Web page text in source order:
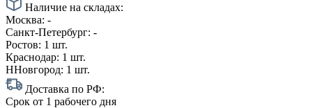
Наличие на складах:
Москва: -
Санкт-Петербург: -
Ростов: 1 шт.
Краснодар: 1 шт.
ННовгород: 1 шт.
Доставка по РФ:
Срок от 1 рабочего дня